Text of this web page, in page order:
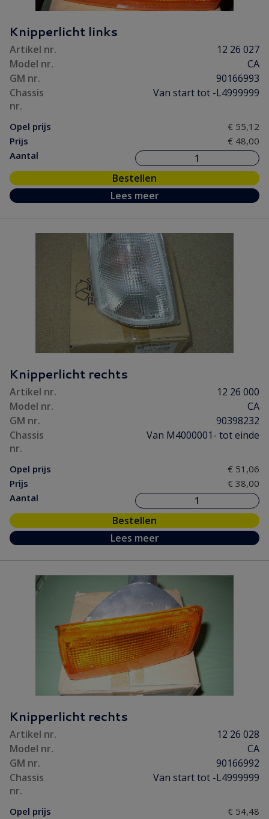
Knipperlicht links
Artikel nr.
12 26 027
Model nr.
CA
GM nr.
90166993
Chassis
nr.
Van start tot -L4999999
Opel prijs
€ 55,12
Prijs
€ 48,00
Aantal
Bestellen
Lees meer
Knipperlicht rechts
Artikel nr.
12 26 000
Model nr.
CA
GM nr.
90398232
Chassis
nr.
Van M4000001- tot einde
Opel prijs
€ 51,06
Prijs
€ 38,00
Aantal
Bestellen
Lees meer
Knipperlicht rechts
Artikel nr.
12 26 028
Model nr.
CA
GM nr.
90166992
Chassis
nr.
Van start tot -L4999999
Opel prijs
€ 54,48